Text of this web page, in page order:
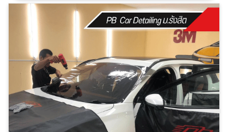
ระบบอินฟาเรตเคลือบติดทนนานรักษาสีรถได้ถึง 5 ปี (ขึ้นอยู่
กับการใช้งาน) เคลือบแก้วโดยช่างที่มีประสบการณ์ 10 ปี ทำ
ในห้องแอร์ ปลอดฝุ่น รับประกัน พร้อมโปรแกรมบริการ
บำรุงรักษา 12 ครั้ง ให้บริการทุก 6 เดือน ตลอด 3 ปี